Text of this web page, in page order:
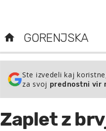
GORENJSKA
Ste izvedeli kaj
za svoj prednostni vir
Zaplet z